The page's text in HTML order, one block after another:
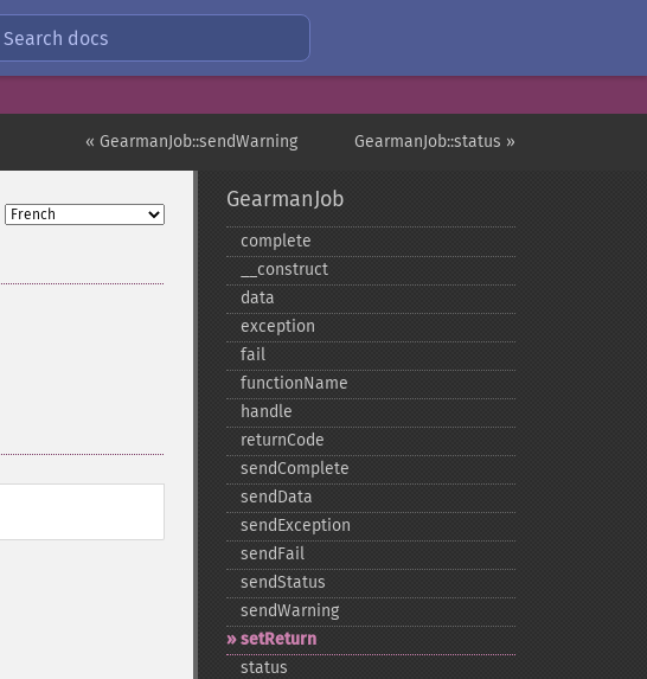
Search docs
GearmanJob::status »
« GearmanJob::sendWarning
GearmanJob
complete
_​_​construct
data
exception
fail
functionName
handle
returnCode
sendComplete
sendData
sendException
sendFail
sendStatus
sendWarning
setReturn
status